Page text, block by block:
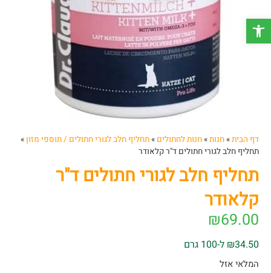
פתח סרגל נגישות
דף הבית»חנות»חנות לחתולים »תחליף חלב לגורי חתולים / תוספי מזון»
תחליף חלב לגורי חתולים ד"ר קלאודר
תחליף חלב לגורי חתולים ד"ר
קלאודר
₪69.00
₪34.50 ל-100 גרם
המלאי אזל